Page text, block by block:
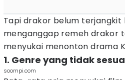
Tapi drakor belum terjangkit
menganggap remeh drakor
menyukai menonton drama
1. Genre yang tidak
soompi.com